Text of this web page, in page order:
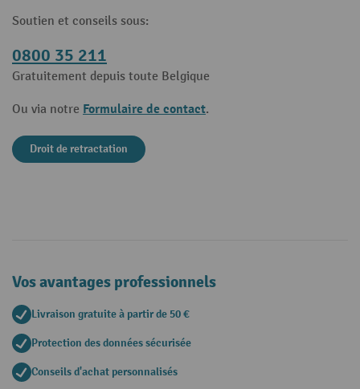
Soutien et conseils sous:
0800 35 211
Gratuitement depuis toute Belgique
Ou via notre Formulaire de contact.
Droit de retractation
Vos avantages professionnels
Livraison gratuite à partir de 50 €
Protection des données sécurisée
Conseils d'achat personnalisés